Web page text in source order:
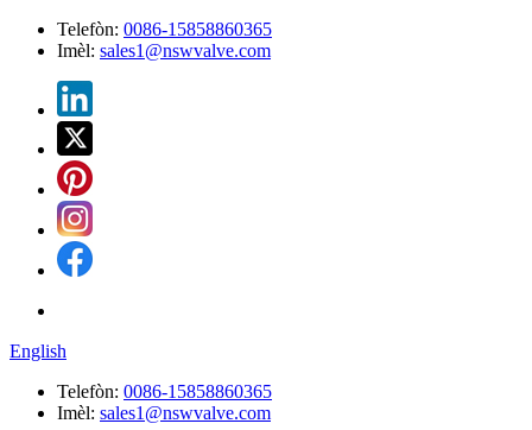
Telefòn: 0086-15858860365
Imèl: sales1@nswvalve.com
English
Telefòn: 0086-15858860365
Imèl: sales1@nswvalve.com